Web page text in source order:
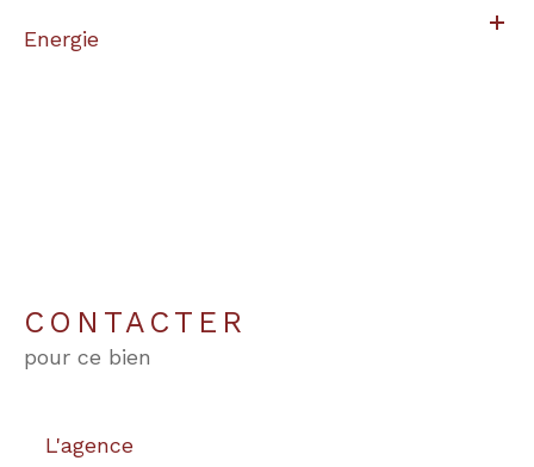
Energie
CONTACTER
pour ce bien
L'agence